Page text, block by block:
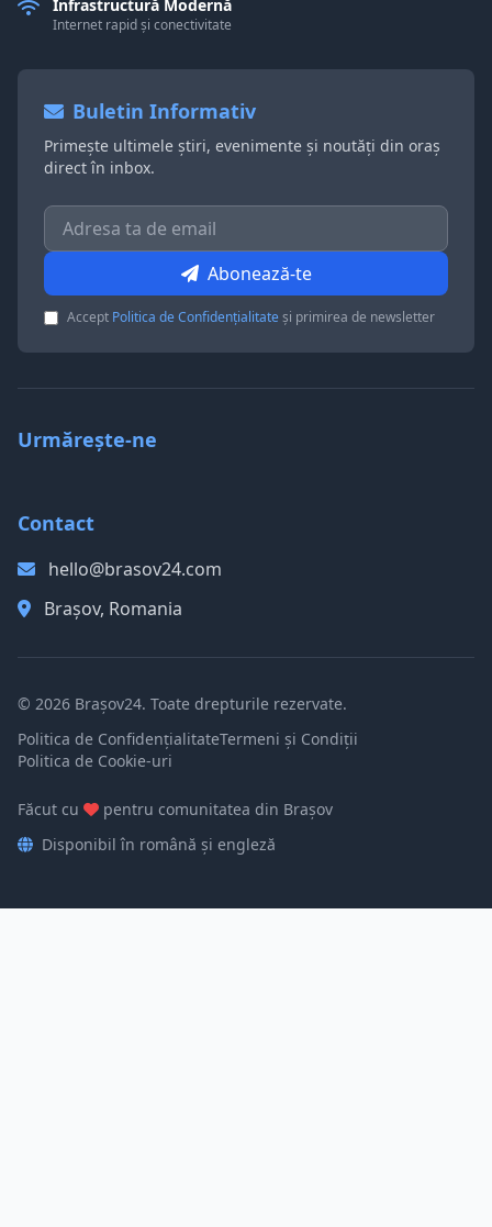
Infrastructură Modernă
Internet rapid și conectivitate
Buletin Informativ
Primește ultimele știri, evenimente și noutăți din oraș
direct în inbox.
Abonează-te
Accept Politica de Confidențialitateși primirea de newsletter
Urmărește-ne
Contact
hello@brasov24.com
Brașov, Romania
© 2026 Brașov24. Toate drepturile rezervate.
Politica de ConfidențialitateTermeni și Condiții
Politica de Cookie-uri
Făcut cu
pentru comunitatea din Brașov
Disponibil în română și engleză